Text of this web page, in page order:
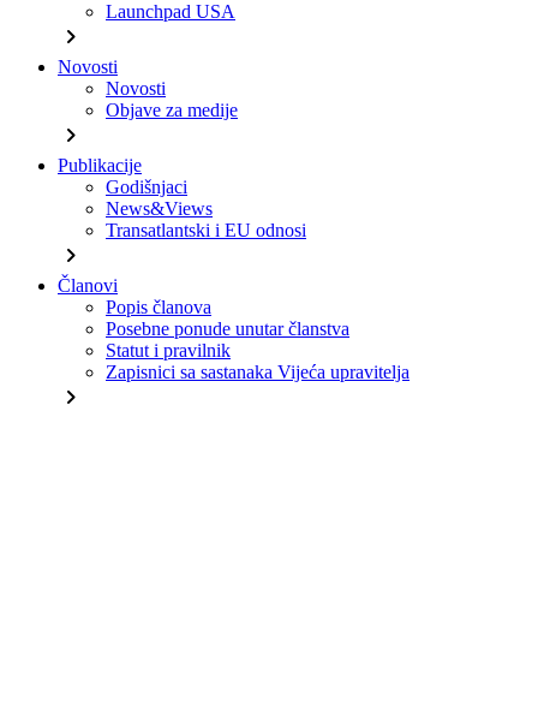
Launchpad USA
chevron_right
Novosti
Novosti
Objave za medije
chevron_right
Publikacije
Godišnjaci
News&Views
Transatlantski i EU odnosi
chevron_right
Članovi
Popis članova
Posebne ponude unutar članstva
Statut i pravilnik
Zapisnici sa sastanaka Vijeća upravitelja
chevron_right